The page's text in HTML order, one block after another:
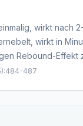
wirkt nach
wirkt in
Rebound-Effekt
487